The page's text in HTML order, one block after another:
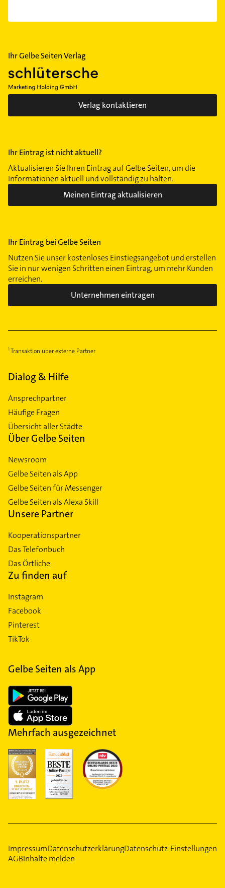
Neustadt
Oberneuland
Ohlenhof
Osterholz
Rablinghausen
Radio Bremen
Regensburger Straße
Sebaldsbrück
Tenever
Vegesack
Walle
Weidedamm
Ihr Gelbe Seiten Verlag
Verlag kontaktieren
Ihr Eintrag ist nicht aktuell?
Aktualisieren Sie Ihren Eintrag auf Gelbe Seiten, um die
Informationen aktuell und vollständig zu halten.
Meinen Eintrag aktualisieren
Ihr Eintrag bei Gelbe Seiten
Nutzen Sie unser kostenloses Einstiegsangebot und erstellen
Sie in nur wenigen Schritten einen Eintrag, um mehr Kunden
erreichen.
Unternehmen eintragen
Transaktion über externe Partner
Dialog & Hilfe
Ansprechpartner
Häufige Fragen
Übersicht aller Städte
Über Gelbe Seiten
Newsroom
Gelbe Seiten als App
Gelbe Seiten für Messenger
Gelbe Seiten als Alexa Skill
Unsere Partner
Kooperationspartner
Das Telefonbuch
Das Örtliche
Zu finden auf
Instagram
Facebook
Pinterest
TikTok
Gelbe Seiten als App
Mehrfach ausgezeichnet
ImpressumDatenschutzerklärungDatenschutz-Einstellungen
AGBInhalte melden